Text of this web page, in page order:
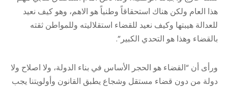
هذا العام ولكن هناك استحقاقاً وطنياً هو الاهم، وهو كيف نعيد
للعدالة هيبتها وكيف نعيد للقضاء استقلاليته وللمواطن ثقته
بالقضاء وهذا هو التحدي الكبير”.
ورأى أن “القضاء هو الحجر الأساس في بناء الدولة، ولا اصلاح ولا
دولة من دون قضاء مستقل وشجاع يطبق القانون وأولويتنا يجب